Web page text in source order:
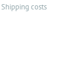
Shipping costs